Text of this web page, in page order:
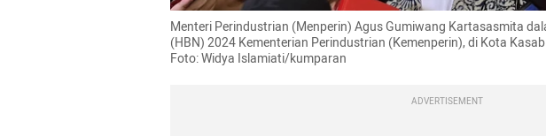
Menteri Perindustrian (Menperin) Agus Gumiwang Kartasasmita
(HBN) 2024 Kementerian Perindustrian (Kemenperin), di Kota
Foto: Widya Islamiati/kumparan
ADVERTISEMENT